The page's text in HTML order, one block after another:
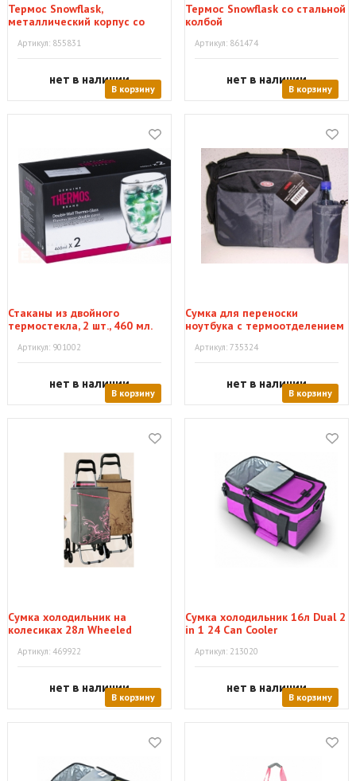
Термос Snowflask,
металлический корпус со
Артикул: 855831
нет в наличии
В корзину
Термос Snowflask со стальной
колбой
Артикул: 861474
нет в наличии
В корзину
Стаканы из двойного
термостекла, 2 шт., 460 мл.
Артикул: 901002
нет в наличии
В корзину
Сумка для переноски
ноутбука с термоотделением
Артикул: 735324
нет в наличии
В корзину
Сумка холодильник на
колесиках 28л Wheeled
Артикул: 469922
нет в наличии
В корзину
Сумка холодильник 16л Dual 2
in 1 24 Сan Cooler
Артикул: 213020
нет в наличии
В корзину